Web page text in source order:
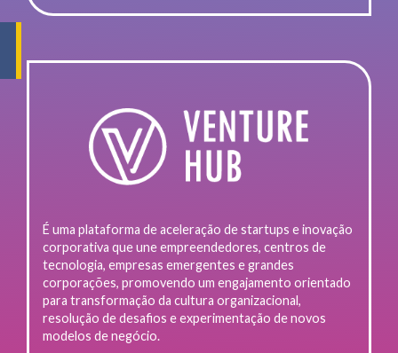
É uma plataforma de aceleração de startups e inovação
corporativa que une empreendedores, centros de
tecnologia, empresas emergentes e grandes
corporações, promovendo um engajamento orientado
para transformação da cultura organizacional,
resolução de desafios e experimentação de novos
modelos de negócio.